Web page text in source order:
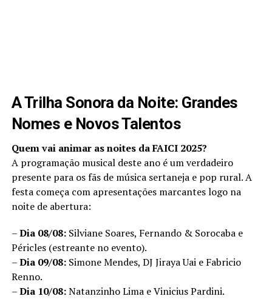
A Trilha Sonora da Noite: Grandes
Nomes e Novos Talentos
Quem vai animar as noites da FAICI 2025?
A programação musical deste ano é um verdadeiro
presente para os fãs de música sertaneja e pop rural. A
festa começa com apresentações marcantes logo na
noite de abertura:
–Dia 08/08:Silviane Soares, Fernando & Sorocaba e
Péricles (estreante no evento).
–Dia 09/08:Simone Mendes, DJ Jiraya Uai e Fabricio
Renno.
–Dia 10/08:Natanzinho Lima e Vinicius Pardini.